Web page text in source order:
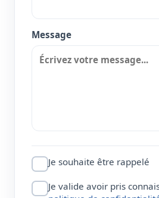
Message
Je souhaite être rappelé
Je valide avoir pris